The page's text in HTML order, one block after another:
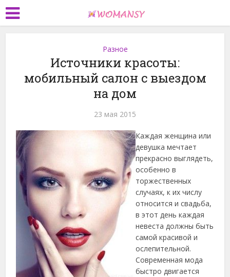
Разное
Источники красоты:
мобильный салон с выездом
на дом
23 мая 2015
Каждая женщина или
девушка мечтает
прекрасно выглядеть,
особенно в
торжественных
случаях, к их числу
относится и свадьба,
в этот день каждая
невеста должны быть
самой красивой и
ослепительной.
Современная мода
быстро двигается